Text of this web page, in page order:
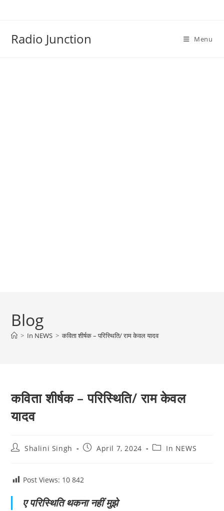
Radio Junction Menu
Blog
> In NEWS > कविता शीर्षक – परिस्थिति/ राम केवल यादव
कविता शीर्षक – परिस्थिति/ राम केवल
यादव
PostShalini Singh
PostApril 7, 2024
PostIn NEWS
Post Views: 10 842
ए परिस्थिति थकना नहीं मुझे